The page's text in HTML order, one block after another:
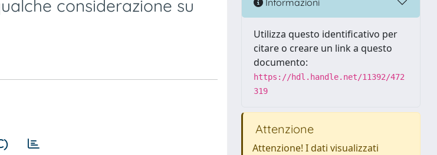
considerazione su
Utilizza questo identificativo per
citare o creare un link a questo
documento:
https://hdl.handle.net/11392/472
319
Attenzione
Attenzione! I dati visualizzati